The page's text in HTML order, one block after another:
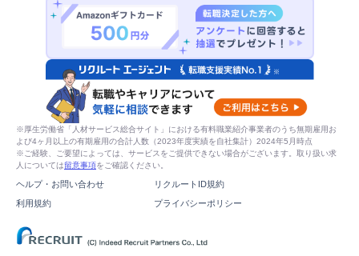
※厚生労働省「人材サービス総合サイト」における有料職業紹介事業者のうち無期雇用お
よび4ヶ月以上の有期雇用の合計人数（2023年度実績を自社集計）2024年5月時点
※ご経験、ご要望によっては、サービスをご提供できない場合がございます。取り扱い求
人については留意事項をご確認ください。
ヘルプ・お問い合わせ
リクルートID規約
利用規約
プライバシーポリシー